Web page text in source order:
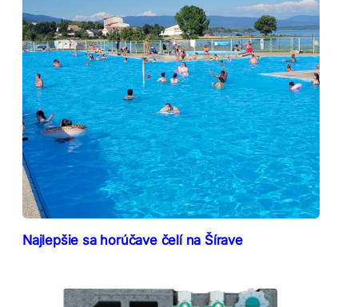
Najlepšie sa horúčave čelí na Šírave